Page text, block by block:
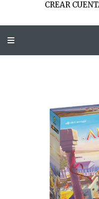
CREAR